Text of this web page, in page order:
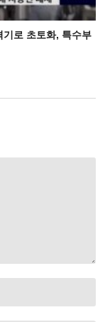
기로 초토화, 특수부